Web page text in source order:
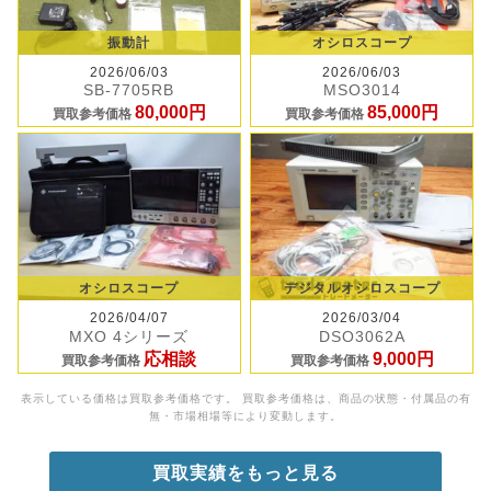
振動計
2026/06/03
SB-7705RB
買取参考価格 80,000円
オシロスコープ
2026/06/03
MSO3014
買取参考価格85,000円
オシロスコープ
2026/04/07
MXO 4シリーズ
買取参考価格 応相談
デジタルオシロスコープ
2026/03/04
DSO3062A
買取参考価格 9,000円
表示している価格は買取参考価格です。 買取参考価格は、商品の状態・付属品の有
無・市場相場等により変動します。
買取実績をもっと見る